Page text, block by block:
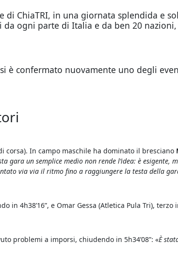
ChiaTRI, in una giornata splendida e
ogni parte di Italia e da ben 20
è confermato nuovamente uno degli
corsa). In campo maschile ha dominato il bresciano
gara un semplice medio non rende l’idea: è
via via il ritmo fino a raggiungere la testa della
4h38’16”, e Omar Gessa (Atletica Pula Tri), terzo
problemi a imporsi, chiudendo in 5h34’08”: «È